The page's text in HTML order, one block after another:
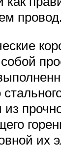
провод.
их